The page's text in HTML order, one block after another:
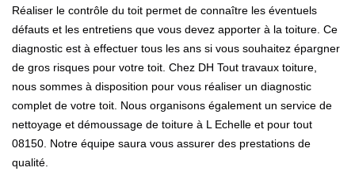
Réaliser le contrôle du toit permet de connaître les éventuels
défauts et les entretiens que vous devez apporter à la toiture. Ce
diagnostic est à effectuer tous les ans si vous souhaitez épargner
de gros risques pour votre toit. Chez DH Tout travaux toiture,
nous sommes à disposition pour vous réaliser un diagnostic
complet de votre toit. Nous organisons également un service de
nettoyage et démoussage de toiture à L Echelle et pour tout
08150. Notre équipe saura vous assurer des prestations de
qualité.